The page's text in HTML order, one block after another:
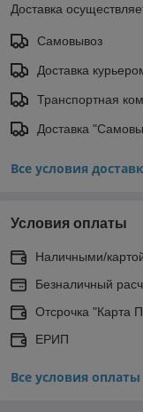
Доставка
Самовывоз
Доставка
Транспортная
Доставка
Все условия
Условия оплаты
Наличными/
Безналичный
Отсрочка "Карта
ЕРИП
Все условия оплаты